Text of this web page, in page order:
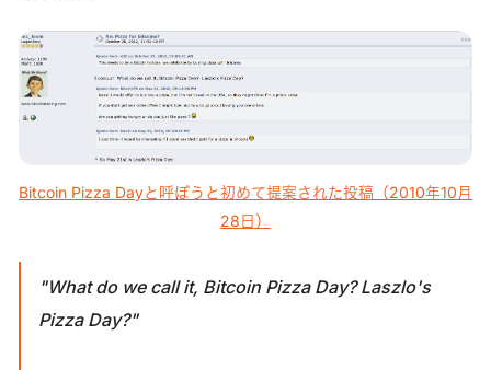
Bitcoin Pizza Dayと呼ぼうと初めて提案された投稿（2010年10月
28日）
"What do we call it, Bitcoin Pizza Day? Laszlo's
Pizza Day?"